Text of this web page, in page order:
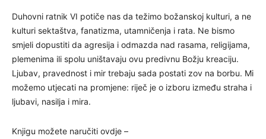
Duhovni ratnik VI potiče nas da težimo božanskoj kulturi, a ne
kulturi sektaštva, fanatizma, utamničenja i rata. Ne bismo
smjeli dopustiti da agresija i odmazda nad rasama, religijama,
plemenima ili spolu uništavaju ovu predivnu Božju kreaciju.
Ljubav, pravednost i mir trebaju sada postati zov na borbu. Mi
možemo utjecati na promjene: riječ je o izboru između straha i
ljubavi, nasilja i mira.
Knjigu možete naručiti ovdje –